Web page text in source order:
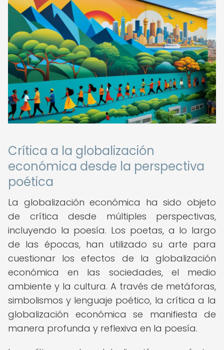
Crítica a la globalización
económica desde la perspectiva
poética
La globalización económica ha sido objeto
de crítica desde múltiples perspectivas,
incluyendo la poesía. Los poetas, a lo largo
de las épocas, han utilizado su arte para
cuestionar los efectos de la globalización
económica en las sociedades, el medio
ambiente y la cultura. A través de metáforas,
simbolismos y lenguaje poético, la crítica a la
globalización económica se manifiesta de
manera profunda y reflexiva en la poesía.